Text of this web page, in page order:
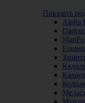
Показать
Alpha